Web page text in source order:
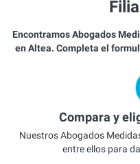
Encontramos Abogados
en Altea. Completa el
Compara y
Nuestros Abogados
entre ellos para